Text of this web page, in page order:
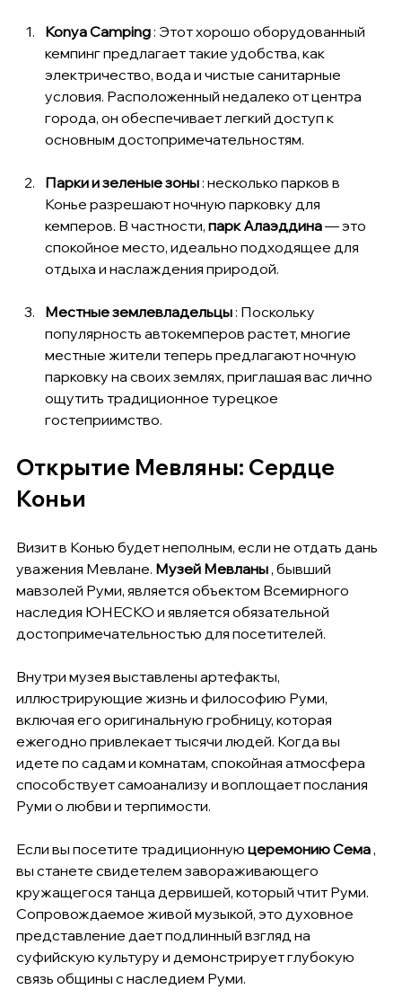
Konya Camping : Этот хорошо оборудованный
кемпинг предлагает такие удобства, как
электричество, вода и чистые санитарные
условия. Расположенный недалеко от центра
города, он обеспечивает легкий доступ к
основным достопримечательностям.
Парки и зеленые зоны : несколько парков в
Конье разрешают ночную парковку для
кемперов. В частности, парк Алаэддина — это
спокойное место, идеально подходящее для
отдыха и наслаждения природой.
Местные землевладельцы : Поскольку
популярность автокемперов растет, многие
местные жители теперь предлагают ночную
парковку на своих землях, приглашая вас лично
ощутить традиционное турецкое
гостеприимство.
Открытие Мевляны: Сердце
Коньи
Визит в Конью будет неполным, если не отдать дань
уважения Мевлане. Музей Мевланы , бывший
мавзолей Руми, является объектом Всемирного
наследия ЮНЕСКО и является обязательной
достопримечательностью для посетителей.
Внутри музея выставлены артефакты,
иллюстрирующие жизнь и философию Руми,
включая его оригинальную гробницу, которая
ежегодно привлекает тысячи людей. Когда вы
идете по садам и комнатам, спокойная атмосфера
способствует самоанализу и воплощает послания
Руми о любви и терпимости.
Если вы посетите традиционную церемонию Сема ,
вы станете свидетелем завораживающего
кружащегося танца дервишей, который чтит Руми.
Сопровождаемое живой музыкой, это духовное
представление дает подлинный взгляд на
суфийскую культуру и демонстрирует глубокую
связь общины с наследием Руми.